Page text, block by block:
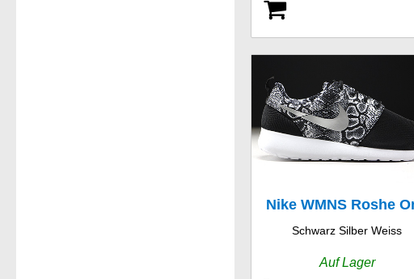
Nike WMNS Roshe
Print
Schwarz Silber Weiss
Auf Lager